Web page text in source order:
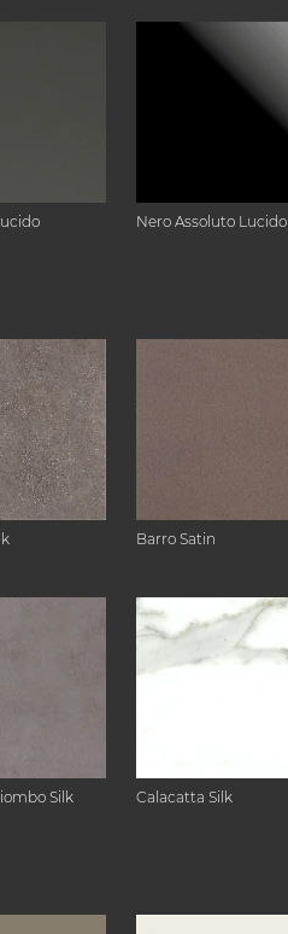
Nero Assoluto Lucido
Barro Satin
Silk Calacatta Silk